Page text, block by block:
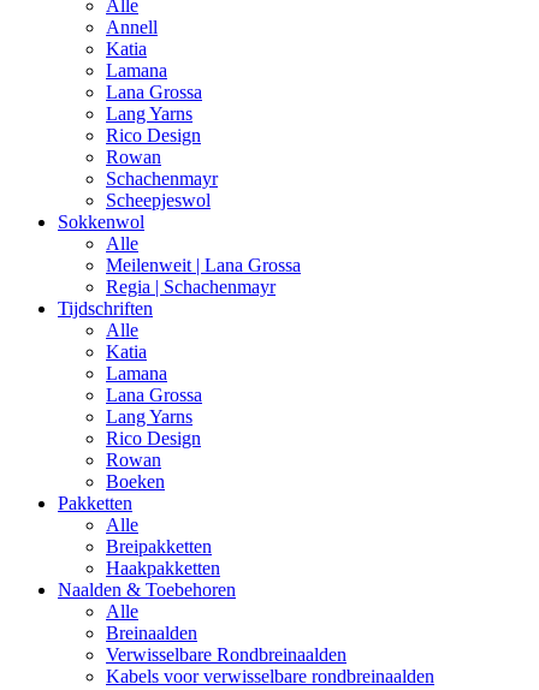
Alle
Annell
Katia
Lamana
Lana Grossa
Lang Yarns
Rico Design
Rowan
Schachenmayr
Scheepjeswol
Sokkenwol
Alle
Meilenweit | Lana Grossa
Regia | Schachenmayr
Tijdschriften
Alle
Katia
Lamana
Lana Grossa
Lang Yarns
Rico Design
Rowan
Boeken
Pakketten
Alle
Breipakketten
Haakpakketten
Naalden & Toebehoren
Alle
Breinaalden
Verwisselbare Rondbreinaalden
Kabels voor verwisselbare rondbreinaalden